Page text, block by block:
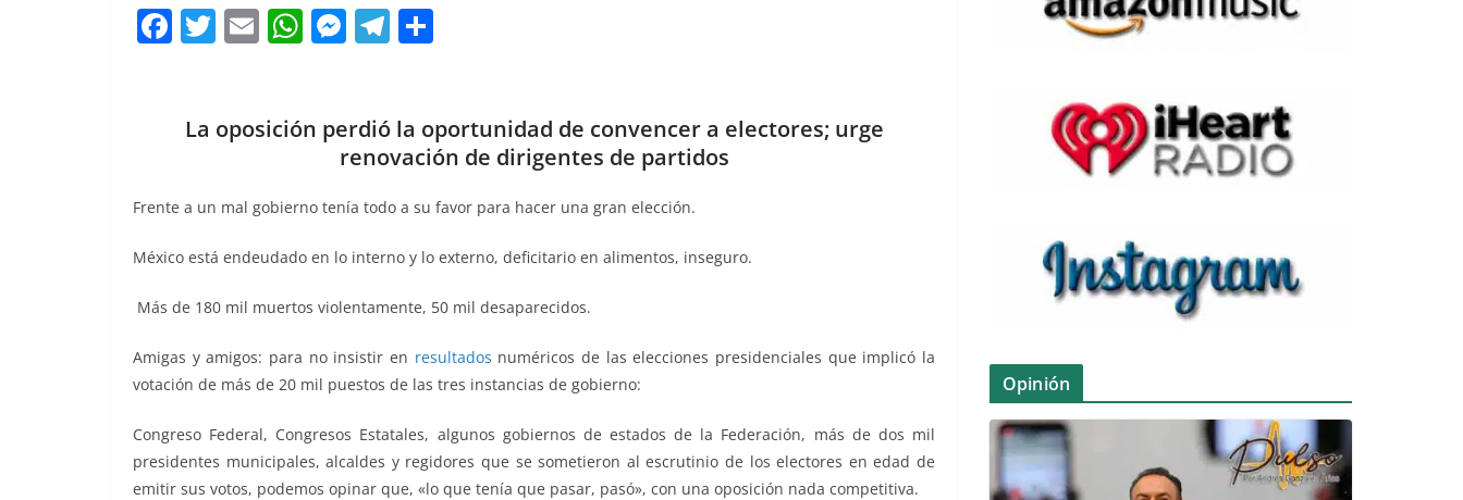
F
a
e
o
k
T
w
er
E
m
l
W
h
s
p
M
e
e
n
g
T
el
gr
a
m
p
ar
tir
La oposición perdió la oportunidad de convencer a electores; urge
renovación de dirigentes de partidos
Frente a un mal gobierno tenía todo a su favor para hacer una gran elección.
México está endeudado en lo interno y lo externo, deficitario en alimentos, inseguro.
Más de 180 mil muertos violentamente, 50 mil desaparecidos.
Amigas y amigos: para no insistir en resultados numéricos de las elecciones presidenciales que implicó la
votación de más de 20 mil puestos de las tres instancias de gobierno:
Congreso Federal, Congresos Estatales, algunos gobiernos de estados de la Federación, más de dos mil
presidentes municipales, alcaldes y regidores que se sometieron al escrutinio de los electores en edad de
emitir sus votos, podemos opinar que, «lo que tenía que pasar, pasó», con una oposición nada competitiva.
Opinión